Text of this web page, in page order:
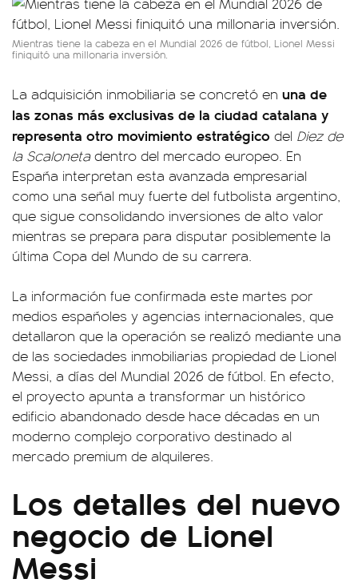
Mientras tiene la cabeza en el Mundial 2026 de fútbol, Lionel Messi
finiquitó una millonaria inversión.
La adquisición inmobiliaria se concretó en una de
las zonas más exclusivas de la ciudad catalana y
representa otro movimiento estratégico del Diez de
la Scalonetadentro del mercado europeo. En
España interpretan esta avanzada empresarial
como una señal muy fuerte del futbolista argentino,
que sigue consolidando inversiones de alto valor
mientras se prepara para disputar posiblemente la
última Copa del Mundo de su carrera.
La información fue confirmada este martes por
medios españoles y agencias internacionales, que
detallaron que la operación se realizó mediante una
de las sociedades inmobiliarias propiedad de Lionel
Messi, a días del Mundial 2026 de fútbol. En efecto,
el proyecto apunta a transformar un histórico
edificio abandonado desde hace décadas en un
moderno complejo corporativo destinado al
mercado premium de alquileres.
Los detalles del nuevo
negocio de Lionel
Messi